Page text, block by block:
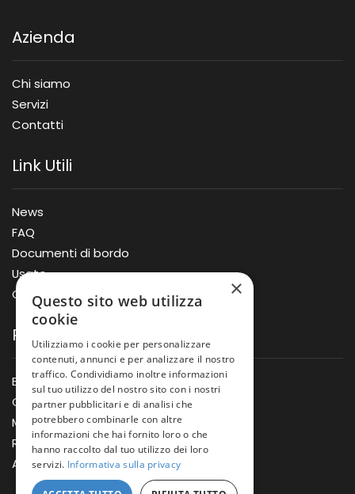
Azienda
Chi siamo
Servizi
Contatti
Link Utili
News
FAQ
Documenti di bordo
Usato
Offerte
Prodotti
Barche
Gommoni
Motori
Rimorchi
Accessori
×
Questo sito web utilizza
cookie
Utilizziamo i cookie per personalizzare
contenuti, annunci e per analizzare il nostro
traffico. Condividiamo inoltre informazioni
sul tuo utilizzo del nostro sito con i nostri
partner pubblicitari e di analisi che
potrebbero combinarle con altre
informazioni che hai fornito loro o che
hanno raccolto dal tuo utilizzo dei loro
servizi. Informativa sulla privacy